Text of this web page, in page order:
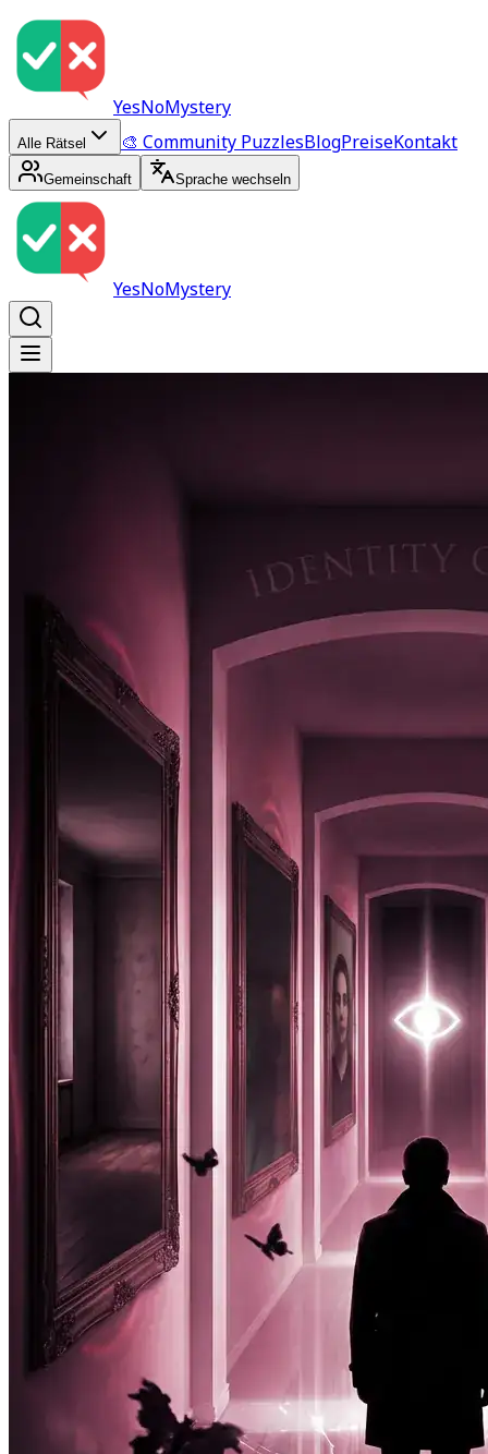
YesNoMystery
Alle Rätsel 🎨 Community PuzzlesBlogPreiseKontakt
Gemeinschaft Sprache wechseln
YesNoMystery